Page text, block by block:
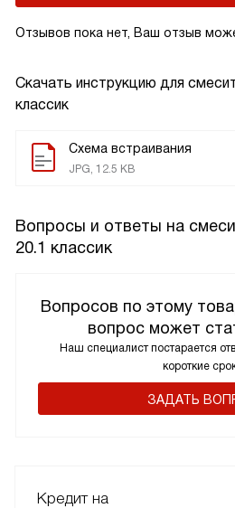
Скачать инструкцию для
классик
Схема встраивания
JPG, 12.5 KB
Отзывов пока нет, Ваш отзыв
Вопросы и ответы на
20.1 классик
Вопросов по этому
вопрос может
Наш специалист постарается
короткие
ЗАДАТЬ
Кредит на